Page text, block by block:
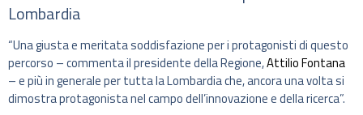
Lombardia
“Una giusta e meritata soddisfazione per i protagonisti di questo
percorso – commenta il presidente della Regione,Attilio Fontana
– e più in generale per tutta la Lombardia che, ancora una volta si
dimostra protagonista nel campo dell’innovazione e della ricerca”.